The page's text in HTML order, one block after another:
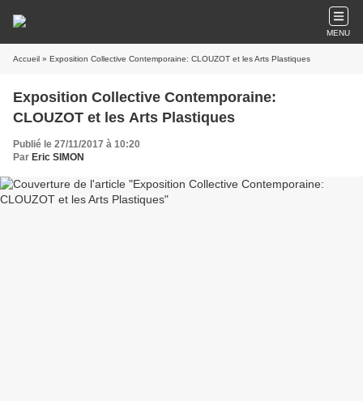
MENU
Accueil » Exposition Collective Contemporaine: CLOUZOT et les Arts Plastiques
Exposition Collective Contemporaine:
CLOUZOT et les Arts Plastiques
Publié le 27/11/2017 à 10:20
Par Eric SIMON